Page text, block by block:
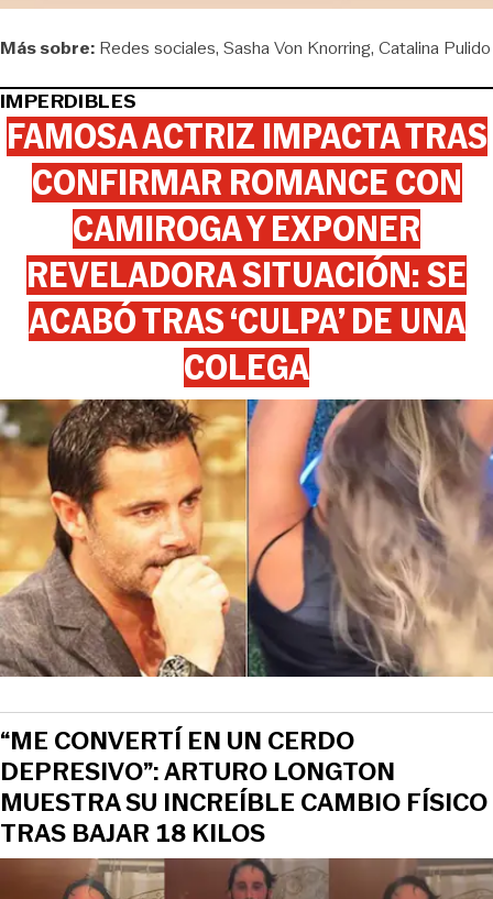
Más sobre: Redes sociales Sasha Von Knorring Catalina Pulido
IMPERDIBLES
FAMOSA ACTRIZ IMPACTA TRAS
CONFIRMAR ROMANCE CON
CAMIROGA Y EXPONER
REVELADORA SITUACIÓN: SE
ACABÓ TRAS ‘CULPA’ DE UNA
COLEGA
“ME CONVERTÍ EN UN CERDO
DEPRESIVO”: ARTURO LONGTON
MUESTRA SU INCREÍBLE CAMBIO FÍSICO
TRAS BAJAR 18 KILOS